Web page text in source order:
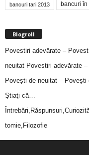
bancuri tari 2013 bancuri în
Blogroll
Povestiri adevărate –
neuitat Povestiri adevărate
Povești de neuitat – Povești
Ştiaţi că…
tomie,Filozofie